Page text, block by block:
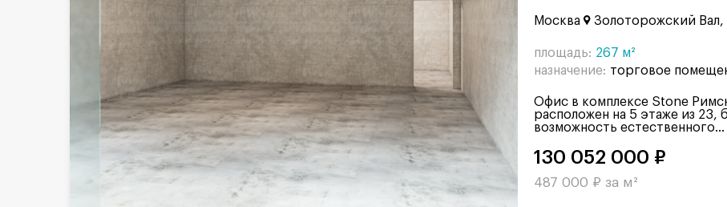
Москва Золоторожский Вал,
площадь: 267 м²
назначение: торговое
Офис в комплексе Stone
расположен на 5 этаже из 23,
возможность естественного...
130 052 000 ₽
487 000 ₽ за м²